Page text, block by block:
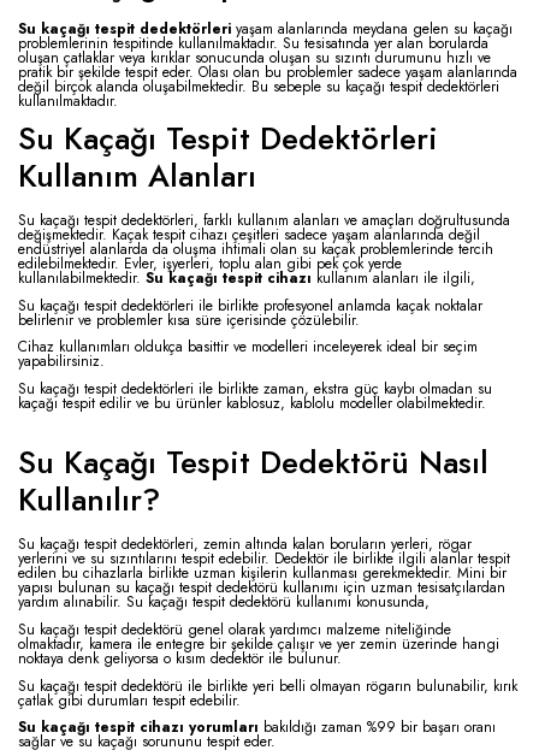
Su kaçağı tespit dedektörleri yaşam alanlarında meydana gelen su kaçağı
problemlerinin tespitinde kullanılmaktadır. Su tesisatında yer alan borularda
oluşan çatlaklar veya kırıklar sonucunda oluşan su sızıntı durumunu hızlı ve
pratik bir şekilde tespit eder. Olası olan bu problemler sadece yaşam alanlarında
değil birçok alanda oluşabilmektedir. Bu sebeple su kaçağı tespit dedektörleri
kullanılmaktadır.
Su Kaçağı Tespit Dedektörleri
Kullanım Alanları
Su kaçağı tespit dedektörleri, farklı kullanım alanları ve amaçları doğrultusunda
değişmektedir. Kaçak tespit cihazı çeşitleri sadece yaşam alanlarında değil
endüstriyel alanlarda da oluşma ihtimali olan su kaçak problemlerinde tercih
edilebilmektedir. Evler, işyerleri, toplu alan gibi pek çok yerde
kullanılabilmektedir. Su kaçağı tespit cihazı kullanım alanları ile ilgili,
Su kaçağı tespit dedektörleri ile birlikte profesyonel anlamda kaçak noktalar
belirlenir ve problemler kısa süre içerisinde çözülebilir.
Cihaz kullanımları oldukça basittir ve modelleri inceleyerek ideal bir seçim
yapabilirsiniz.
Su kaçağı tespit dedektörleri ile birlikte zaman, ekstra güç kaybı olmadan su
kaçağı tespit edilir ve bu ürünler kablosuz, kablolu modeller olabilmektedir.
Su Kaçağı Tespit Dedektörü Nasıl
Kullanılır?
Su kaçağı tespit dedektörleri, zemin altında kalan boruların yerleri, rögar
yerlerini ve su sızıntılarını tespit edebilir. Dedektör ile birlikte ilgili alanlar tespit
edilen bu cihazlarla birlikte uzman kişilerin kullanması gerekmektedir. Mini bir
yapısı bulunan su kaçağı tespit dedektörü kullanımı için uzman tesisatçılardan
yardım alınabilir. Su kaçağı tespit dedektörü kullanımı konusunda,
Su kaçağı tespit dedektörü genel olarak yardımcı malzeme niteliğinde
olmaktadır, kamera ile entegre bir şekilde çalışır ve yer zemin üzerinde hangi
noktaya denk geliyorsa o kısım dedektör ile bulunur.
Su kaçağı tespit dedektörü ile birlikte yeri belli olmayan rögarın bulunabilir, kırık
çatlak gibi durumları tespit edebilir.
Su kaçağı tespit cihazı yorumları bakıldığı zaman %99 bir başarı oranı
sağlar ve su kaçağı sorununu tespit eder.